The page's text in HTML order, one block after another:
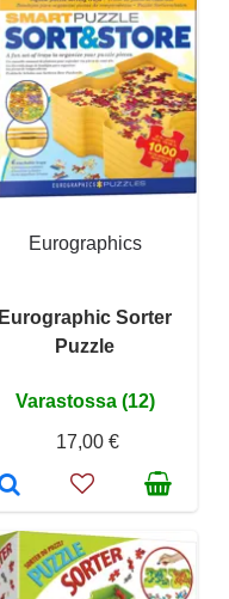
Eurographics
Eurographic Sorter
Puzzle
Varastossa (12)
17,00 €